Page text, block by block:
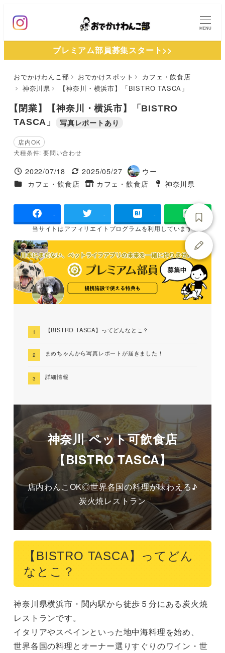
ン
MENU
プレミアム部員募集スタート>>
おでかけわんこ部 おでかけスポット
カフェ・飲食店
神奈川県
【神奈川・横浜市】「BISTRO TASCA」
【閉業】【神奈川・横浜市】「BISTRO
TASCA」
写真レポートあり
店内OK
犬種条件: 要問い合わせ
投稿日
2022/07/18
更新日
2025/05/27
著
者
ウー
施設ジャンル
カフェ・飲食店
タグ
カフェ・飲食店
タグ
神奈川県
- - -
当サイトはアフィリエイトプログラムを利用しています
【BISTRO TASCA】ってどんなとこ？
まめちゃんから写真レポートが届きました！
詳細情報
神奈川 ペット可飲食店
【BISTRO TASCA】
店内わんこOK◎世界各国の料理が味わえる♪
炭火焼レストラン
【BISTRO TASCA】ってどん
なとこ？
神奈川県横浜市・関内駅から徒歩５分にある炭火焼
レストランです。
イタリアやスペインといった地中海料理を始め、
世界各国の料理とオーナー選りすぐりのワイン・世